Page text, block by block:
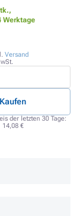
Werktage
Versand
Kaufen
der letzten 30 Tage:
14,08 €